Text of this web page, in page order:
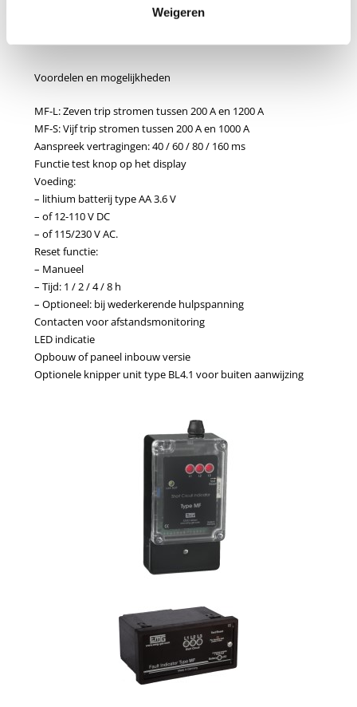
Weigeren
Voordelen en mogelijkheden
MF-L: Zeven trip stromen tussen 200 A en 1200 A
MF-S: Vijf trip stromen tussen 200 A en 1000 A
Aanspreek vertragingen: 40 / 60 / 80 / 160 ms
Functie test knop op het display
Voeding:
– lithium batterij type AA 3.6 V
– of 12-110 V DC
– of 115/230 V AC.
Reset functie:
– Manueel
– Tijd: 1 / 2 / 4 / 8 h
– Optioneel: bij wederkerende hulpspanning
Contacten voor afstandsmonitoring
LED indicatie
Opbouw of paneel inbouw versie
Optionele knipper unit type BL4.1 voor buiten aanwijzing